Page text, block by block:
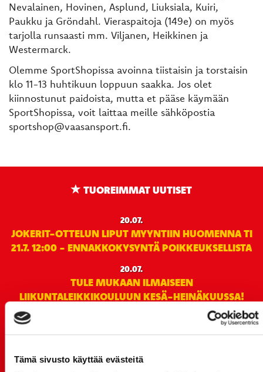
Tämä sivusto käyttää evästeitä
Nevalainen, Hovinen, Asplund, Liuksiala, Kuiri,
Paukku ja Gröndahl. Vieraspaitoja (149e) on myös
tarjolla runsaasti mm. Viljanen, Heikkinen ja
Westermarck.
Olemme SportShopissa avoinna tiistaisin ja torstaisin
klo 11-13 huhtikuun loppuun saakka. Jos olet
kiinnostunut paidoista, mutta et pääse käymään
SportShopissa, voit laittaa meille sähköpostia
sportshop@vaasansport.fi.
TUOREIMMAT UUTISET
20.07.
JOKERIT-OTTELUN LIPUT MYYNTIIN HUOMENNA TI
21.7. 12:00 - ENNAKKOKYSYNTÄ POIKKEUKSELLISTA
20.07.
TULE MUKAAN ILMAISEEN
LIIKUNTALEIKKIKOULUUN KESÄ-HEINÄKUUSSA!